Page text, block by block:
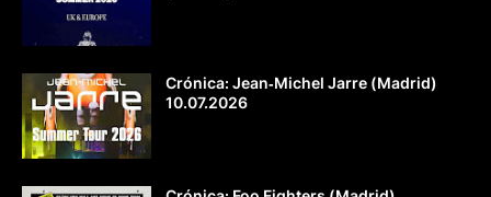
Crónica: Jean‐Michel Jarre (Madrid)
10.07.2026